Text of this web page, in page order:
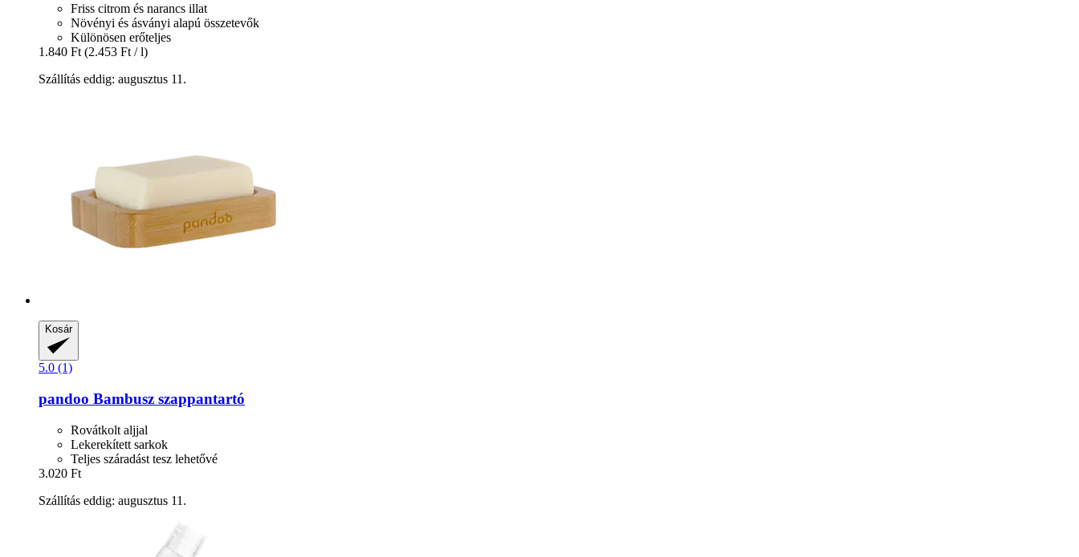
Friss citrom és narancs illat
Növényi és ásványi alapú összetevők
Különösen erőteljes
1.840 Ft (2.453 Ft / l)
Szállítás eddig: augusztus 11.
Kosár
5.0 (1)
pandoo Bambusz szappantartó
Rovátkolt aljjal
Lekerekített sarkok
Teljes száradást tesz lehetővé
3.020 Ft
Szállítás eddig: augusztus 11.